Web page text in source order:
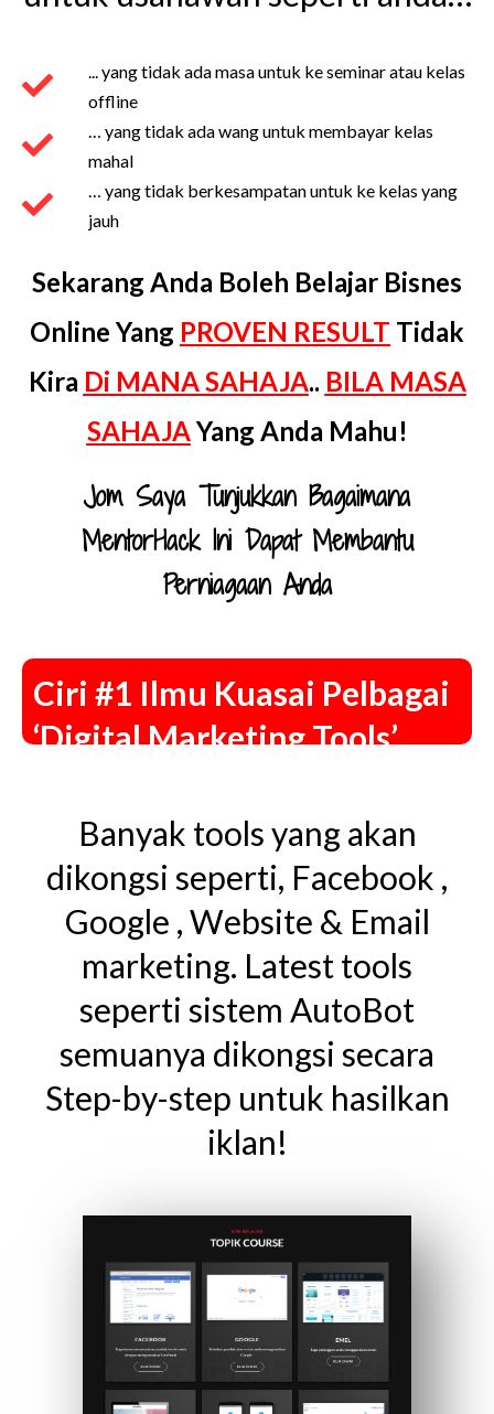
... yang tidak ada masa untuk ke seminar atau kelas
offline
… yang tidak ada wang untuk membayar kelas
mahal
… yang tidak berkesampatan untuk ke kelas yang
jauh
Sekarang Anda Boleh Belajar Bisnes
Online Yang PROVEN RESULT Tidak
Kira Di MANA SAHAJA.. BILA MASA
SAHAJAYang Anda Mahu!
Jom Saya Tunjukkan Bagaimana
MentorHack Ini Dapat Membantu
Perniagaan Anda
Ciri #1 Ilmu Kuasai Pelbagai
‘Digital Marketing Tools’
Banyak tools yang akan
dikongsi seperti, Facebook ,
Google , Website & Email
marketing. Latest tools
seperti sistem AutoBot
semuanya dikongsi secara
Step-by-step untuk hasilkan
iklan!